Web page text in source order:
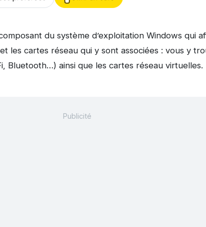
du système d’exploitation Windows qui
les cartes réseau qui y sont associées : vous y
Bluetooth…) ainsi que les cartes réseau virtuelles.